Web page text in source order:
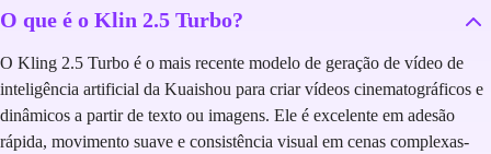
O que é o Klin 2.5 Turbo?
O Kling 2.5 Turbo é o mais recente modelo de geração de vídeo de
inteligência artificial da Kuaishou para criar vídeos cinematográficos e
dinâmicos a partir de texto ou imagens. Ele é excelente em adesão
rápida, movimento suave e consistência visual em cenas complexas-